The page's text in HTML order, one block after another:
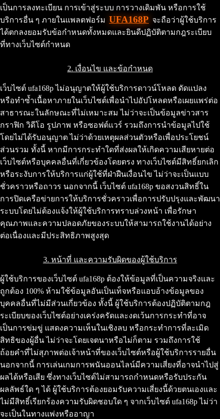
เป็นการลงทะเบียน การเข้าสู่ระบบ การวางเดิมพัน หรือการใช้
บริการอื่น ๆ ภายในแพลตฟอร์ม UFA168P จะถือว่าผู้ใช้บริการ
ได้ตกลงยอมรับข้อกำหนดทั้งหมดและยินดีปฏิบัติตามกฎระเบียบ
ที่ทางเว็บไซต์กำหนด
2. เงื่อนไข และข้อกำหนด
เว็บไซต์ ufa168p ไม่อนุญาตให้ผู้ใช้บริการดาวน์โหลด ดัดแปลง
หรือทำซ้ำเนื้อหาภายในเว็บไซต์เพื่อนำไปอัปโหลดหรือเผยแพร่ต่อ
สาธารณะในลักษณะที่ไม่เหมาะสม ไม่ว่าจะเป็นข้อมูลข่าวสาร
กราฟิก วิดีโอ รูปภาพ หรือซอฟต์แวร์ รวมถึงการนำข้อมูลไปใช้
โดยไม่ได้รับอนุญาต ไม่ว่าด้วยเหตุผลส่วนตัวหรือเพื่อประโยชน์
ส่วนรวม ทั้งนี้ หากมีการกระทำใดที่ส่งผลให้เกิดความเสียหายต่อ
เว็บไซต์หรือบุคคลอื่นที่เกี่ยวข้องโดยตรง ทางเว็บไซต์มีสิทธิ์ยกเลิก
หรือระงับการให้บริการแก่ผู้ใช้ที่ฝ่าฝืนเงื่อนไข ไม่ว่าจะเป็นแบบ
ชั่วคราวหรือถาวร นอกจากนี้ เว็บไซต์ ufa168p ขอสงวนสิทธิ์ใน
การปิดเครือข่ายการให้บริการชั่วคราวเพื่อการปรับปรุงและพัฒนา
ระบบโดยไม่ต้องแจ้งให้ผู้ใช้บริการทราบล่วงหน้า เพื่อรักษา
คุณภาพและความปลอดภัยของระบบให้สามารถใช้งานได้อย่าง
ต่อเนื่องและมีประสิทธิภาพสูงสุด
3. หน้าที่ และความรับผิดของผู้ใช้บริการ
ผู้ใช้บริการของเว็บไซต์ ufa168p ต้องให้ข้อมูลที่เป็นความจริงและ
ถูกต้อง 100% ห้ามใช้ข้อมูลอันเป็นเท็จหรือแอบอ้างข้อมูลของ
บุคคลอื่นที่ไม่มีส่วนเกี่ยวข้อง ทั้งนี้ ผู้ใช้บริการต้องปฏิบัติตามกฎ
ระเบียบของเว็บไซต์อย่างเคร่งครัดและงดเว้นการกระทำที่อาจ
เป็นการข่มขู่ แสดงความเห็นในเชิงลบ หรือกระทำการที่ละเมิด
สิทธิของผู้อื่น ไม่ว่าจะโดยเจตนาหรือไม่ก็ตาม รวมถึงการใช้
ถ้อยคำที่ไม่สุภาพต่อเจ้าหน้าที่ของเว็บไซต์หรือผู้ใช้บริการรายอื่น
นอกจากนี้ การเล่นเกมการพนันออนไลน์มีความเสี่ยงที่อาจนำไปสู่
ผลได้หรือเสีย ซึ่งทางเว็บไซต์ไม่สามารถกำหนดหรือรับประกัน
ผลลัพธ์ใด ๆ ได้ ผู้ใช้บริการต้องยอมรับความเสี่ยงนี้ด้วยตนเองและ
ไม่มีสิทธิ์เรียกร้องความรับผิดชอบใด ๆ จากเว็บไซต์ ufa168p ไม่ว่า
จะเป็นในทางแพ่งหรืออาญา